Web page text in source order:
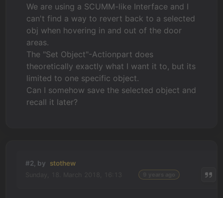
We are using a SCUMM-like Interface and I
can't find a way to revert back to a selected
obj when hovering in and out of the door
areas.
The "Set Object"-Actionpart does
theoretically exactly what I want it to, but its
limited to one specific object.
Can I somehow save the selected object and
recall it later?
#2, by stothew